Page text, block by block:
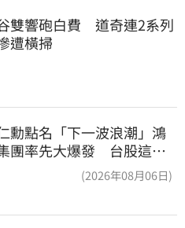
雙響砲白費　道奇連2系列
遭橫掃
勳點名「下一波浪潮」鴻
團率先大爆發 台股這族
(2026年08月06日)